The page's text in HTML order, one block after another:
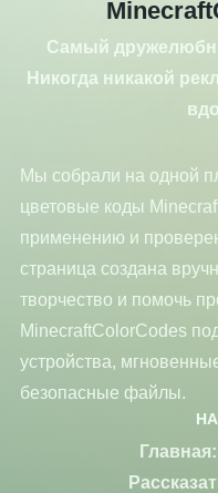
Самый
Никогда никакой
Мы собрали на одной
цветовые коды
применению и
страница создана
творчество и помочь
MinecraftColorCodes
устройства,
безопасные файлы.